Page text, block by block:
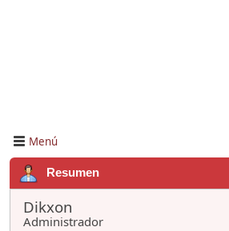
Menú
Resumen
Dikxon
Administrador